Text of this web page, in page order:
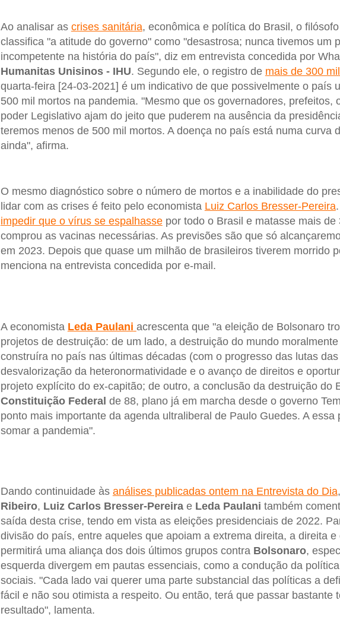
Ao analisar as crises sanitária, econômica e política do Brasil, o filósofo
classifica "a atitude do governo" como "desastrosa; nunca tivemos um
incompetente na história do país", diz em entrevista concedida por
Humanitas Unisinos - IHU. Segundo ele, o registro de mais de 300
quarta-feira [24-03-2021] é um indicativo de que possivelmente o país
500 mil mortos na pandemia. "Mesmo que os governadores, prefeitos,
poder Legislativo ajam do jeito que puderem na ausência da
teremos menos de 500 mil mortos. A doença no país está numa curva
ainda", afirma.
O mesmo diagnóstico sobre o número de mortos e a inabilidade do
lidar com as crises é feito pelo economista Luiz Carlos Bresser-Pereira
impedir que o vírus se espalhassepor todo o Brasil e matasse mais de
comprou as vacinas necessárias. As previsões são que só
em 2023. Depois que quase um milhão de brasileiros tiverem morrido
menciona na entrevista concedida por e-mail.
A economista Leda Paulani acrescenta que "a eleição de Bolsonaro
projetos de destruição: de um lado, a destruição do mundo
construíra no país nas últimas décadas (com o progresso das lutas
desvalorização da heteronormatividade e o avanço de direitos e
projeto explícito do ex-capitão; de outro, a conclusão da destruição do
Constituição Federal de 88, plano já em marcha desde o governo
ponto mais importante da agenda ultraliberal de Paulo Guedes. A essa
somar a pandemia".
Dando continuidade às análises publicadas ontem na Entrevista do Dia,
Ribeiro, Luiz Carlos Bresser-PereiraeLeda Paulani também
saída desta crise, tendo em vista as eleições presidenciais de 2022.
divisão do país, entre aqueles que apoiam a extrema direita, a direita
permitirá uma aliança dos dois últimos grupos contra Bolsonaro,
esquerda divergem em pautas essenciais, como a condução da
sociais. "Cada lado vai querer uma parte substancial das políticas a
fácil e não sou otimista a respeito. Ou então, terá que passar bastante
resultado", lamenta.